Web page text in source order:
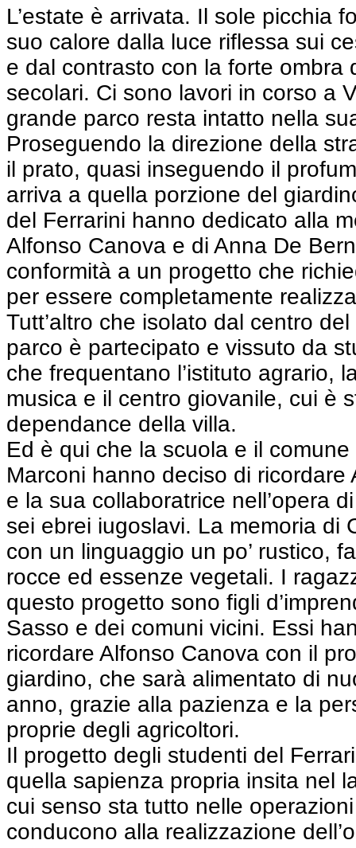
L’estate è arrivata. Il sole picchia
suo calore dalla luce riflessa sui
e dal contrasto con la forte ombra
secolari. Ci sono lavori in corso a
grande parco resta intatto nella
Proseguendo la direzione della
il prato, quasi inseguendo il
arriva a quella porzione del
del Ferrarini hanno dedicato alla
Alfonso Canova e di Anna De
conformità a un progetto che
per essere completamente
Tutt’altro che isolato dal centro
parco è partecipato e vissuto da
che frequentano l’istituto agrario,
musica e il centro giovanile, cui è
dependance della villa.
Ed è qui che la scuola e il
Marconi hanno deciso di ricordare
e la sua collaboratrice nell’opera
sei ebrei iugoslavi. La memoria di
con un linguaggio un po’ rustico,
rocce ed essenze vegetali. I
questo progetto sono figli
Sasso e dei comuni vicini. Essi
ricordare Alfonso Canova con il
giardino, che sarà alimentato di
anno, grazie alla pazienza e la
proprie degli agricoltori.
Il progetto degli studenti del
quella sapienza propria insita nel
cui senso sta tutto nelle
conducono alla realizzazione